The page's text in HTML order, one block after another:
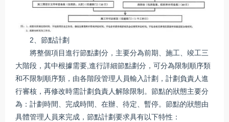
2、節點計劃
將整個項目進行節點劃分，主要分為前期、施工、竣工三
大階段，其中根據需要,進行詳細節點劃分，可分為限制順序類
和不限制順序類，由各階段管理人員輸入計劃，計劃負責人進
行審核，再修改時需計劃負責人解除限制。節點的狀態主要分
為：計劃時間、完成時間、在辦、待定、暫停。節點的狀態由
具體管理人員來完成，節點計劃要求具有以下特性：